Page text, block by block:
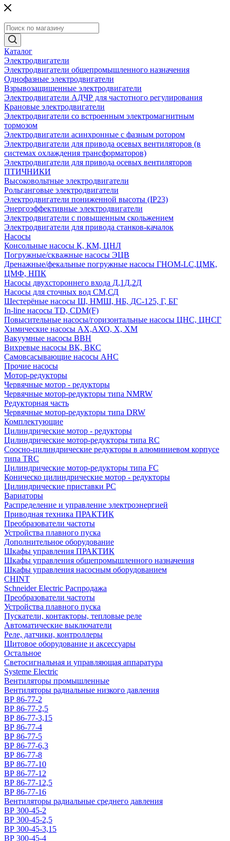
Каталог
Электродвигатели
Электродвигатели общепромышленного назначения
Однофазные электродвигатели
Взрывозащищенные электродвигатели
Электродвигатели АДЧР для частотного регулирования
Крановые электродвигатели
Электродвигатели со встроенным электромагнитным
тормозом
Электродвигатели асинхронные с фазным ротором
Электродвигатели для привода осевых вентиляторов (в
системах охлаждения трансформаторов)
Электродвигатели для привода осевых вентиляторов
ПТИЧНИКИ
Высоковольтные электродвигатели
Рольганговые электродвигатели
Электродвигатели пониженной высоты (IP23)
Энергоэффективные электродвигатели
Электродвигатели с повышенным скольжением
Электродвигатели для привода станков-качалок
Насосы
Консольные насосы К, КМ, ЦНЛ
Погружные/скважные насосы ЭЦВ
Дренажные/фекальные погружные насосы ГНОМ-LC,ЦМК,
ЦМФ, НПК
Насосы двухстороннего входа Д,1Д,2Д
Насосы для сточных вод СМ,СД
Шестерёные насосы Ш, НМШ, НБ, ДС-125, Г, БГ
In-line насосы TD, CDM(F)
Повысительные насосы/горизонтальные насосы ЦНС, ЦНСГ
Химические насосы АХ,АХО, Х, ХМ
Вакуумные насосы ВВН
Вихревые насосы ВК, ВКС
Самовсасывающие насосы АНС
Прочие насосы
Мотор-редукторы
Червячные мотор - редукторы
Червячные мотор-редукторы типа NMRW
Редукторная часть
Червячные мотор-редукторы типа DRW
Комплектующие
Цилиндрические мотор - редукторы
Цилиндрические мотор-редукторы типа RC
Соосно-цилиндрические редукторы в алюминиевом корпусе
типа TRC
Цилиндрические мотор-редукторы типа FC
Коническо цилиндрические мотор - редукторы
Цилиндрические приставки PC
Вариаторы
Распределение и управление электроэнергией
Приводная техника ПРАКТИК
Преобразователи частоты
Устройства плавного пуска
Дополнительное оборудование
Шкафы управления ПРАКТИК
Шкафы управления общепромышленного назначения
Шкафы управления насосным оборудованием
CHINT
Schneider Electric Распродажа
Преобразователи частоты
Устройства плавного пуска
Пускатели, контакторы, тепловые реле
Автоматические выключатели
Реле, датчики, контроллеры
Щитовое оборудование и аксессуары
Остальное
Светосигнальная и управляющая аппаратура
Systeme Electric
Вентиляторы промышленные
Вентиляторы радиальные низкого давления
ВР 86-77-2
ВР 86-77-2,5
ВР 86-77-3,15
ВР 86-77-4
ВР 86-77-5
ВР 86-77-6,3
ВР 86-77-8
ВР 86-77-10
ВР 86-77-12
ВР 86-77-12,5
ВР 86-77-16
Вентиляторы радиальные среднего давления
ВР 300-45-2
ВР 300-45-2,5
ВР 300-45-3,15
ВР 300-45-4